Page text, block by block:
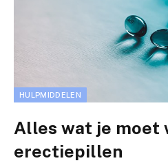
HULPMIDDELEN
Alles wat je moet
erectiepillen